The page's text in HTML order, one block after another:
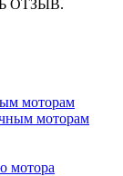
ОТЗЫВ.
моторам
мотора